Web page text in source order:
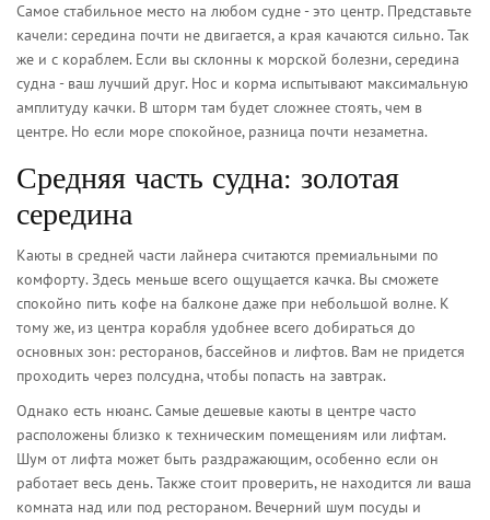
Самое стабильное место на любом судне - это центр. Представьте
качели: середина почти не двигается, а края качаются сильно. Так
же и с кораблем. Если вы склонны к морской болезни, середина
судна - ваш лучший друг. Нос и корма испытывают максимальную
амплитуду качки. В шторм там будет сложнее стоять, чем в
центре. Но если море спокойное, разница почти незаметна.
Средняя часть судна: золотая
середина
Каюты в средней части лайнера считаются премиальными по
комфорту. Здесь меньше всего ощущается качка. Вы сможете
спокойно пить кофе на балконе даже при небольшой волне. К
тому же, из центра корабля удобнее всего добираться до
основных зон: ресторанов, бассейнов и лифтов. Вам не придется
проходить через полсудна, чтобы попасть на завтрак.
Однако есть нюанс. Самые дешевые каюты в центре часто
расположены близко к техническим помещениям или лифтам.
Шум от лифта может быть раздражающим, особенно если он
работает весь день. Также стоит проверить, не находится ли ваша
комната над или под рестораном. Вечерний шум посуды и